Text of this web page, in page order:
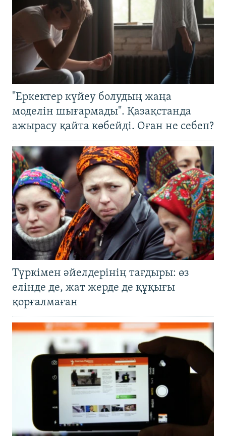
"Еркектер күйеу болудың жаңа
моделін шығармады". Қазақстанда
ажырасу қайта көбейді. Оған не себеп?
Түркімен әйелдерінің тағдыры: өз
елінде де, жат жерде де құқығы
қорғалмаған